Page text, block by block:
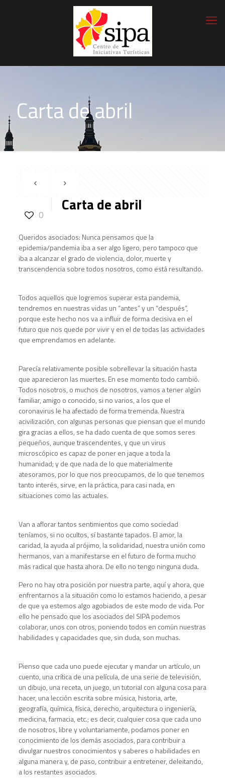
Carta de abril
0
Carta de abril
Queridos asociados: Nunca pensamos que la
epidemia/pandemia iba a ser algo ligero, pero tampoco que
iba a alcanzar el grado de violencia, dolor, muerte y
transcendencia sobre todos nosotros, como está resultando.
Todos aquellos que logremos superar esta pandemia,
tendremos en nuestras vidas un “antes” y un “después”,
porque este hecho nos va a influir de forma decisiva en el
futuro que nos quede por vivir y en el de todas las actividades
que emprendamos en adelante.
Parecía relativamente posible sobrellevar la situación hasta
que aparecieron las muertes. En ese momento todo cambió.
Todos nosotros, o muchos de nosotros, vamos a tener algún
familiar, amigo o conocido, si no varios, a los que el
coronavirus le ha afectado de forma tremenda. Nuestra
acivilización, con algunas personas que piensan que el mundo
gira gracias a ellos, se ha dado cuenta de que somos seres
pequeños, aunque trascendentes, y que un virus
microscópico es capaz de poner en jaque a toda la
humanidad; y de que nada de lo que materialmente
atesoramos, por lo que nos preocupamos, de lo que tenemos
tanto interés, sirve, en la práctica, para casi nada, en
situaciones como las actuales.
Van a aflorar tantos sentimientos que como sociedad
teníamos, si no ocultos, sí bastante tapados. El amor, la
caridad, la ayuda al prójimo, la solidaridad, nuestra unión como
hermanos, van a manifestarse en el futuro de forma mucho
más radical que hasta ahora. De ello no tengo ninguna duda.
Pero no hay otra posición por nuestra parte, aquí y ahora, que
enfrentarnos a la situación como lo estamos haciendo, a pesar
de que ya estemos algo agobiados de este modo de vida. Por
ello he pensado que los asociados del SIPA podemos
colaborar, unos con otros, poniendo todos en común nuestras
habilidades y capacidades que, sin duda, son muchas.
Pienso que cada uno puede ejecutar y mandar un artículo, un
cuento, una crítica de una película, de una serie de televisión,
un dibujo, una receta, un juego, un tutorial con alguna cosa para
hacer, una lección escrita sobre música, historia, arte,
geografía, química, física, derecho, arquitectura o ingeniería,
medicina, farmacia, etc.; es decir, cualquier cosa que cada uno
de nosotros, libre y voluntariamente, podamos poner en
conocimiento de los demás asociados, para contribuir a
divulgar nuestros conocimientos y saberes o habilidades en
alguna manera y, de paso, contribuir a entretener, deleitando,
a los restantes asociados.